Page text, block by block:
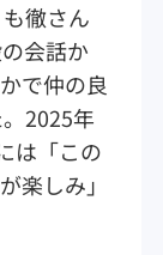
徹さん
会話か
で仲の良
2025年
は「この
楽しみ」